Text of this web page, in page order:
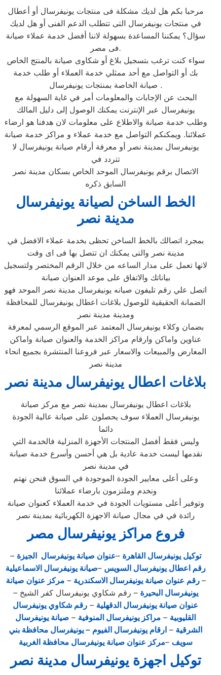
مرحبا بكم هل لديك مشكلة فى منتجات يونيفرسال أو أعطال
في منتجات يونيفرسال التى تتطلب الدعم الفنى أو هل لديك
سؤال؟ يمكننا المساعدة بسهولة لاننا أفضل خدمة عملاء صيانة
فى مصر.
سواء كنت ترغب بتسجيل بلاغ أو شكاوى صيانة بالمنتج الخاص
بك أو التواصل مع أحد ممثلي خدمة العملاء أو طلب خدمة
صيانة الخاصة بمنتجات يونيفرسال .
البحث عن الإجابات والمعلومات أمر في غاية السهولة مع
يونيفرسال عبر الإنترنت يمكنك الوصول إلى دليل المالك
وطلب خدمة صيانة والاطلاع على معلومات لان هدفنا هو ارضاء
عملائنا. ويمكنكم التواصل مع خدمة عملاء و مراكز خدمة صيانة
يونيفرسال بمدينة نصر أو معرفة أرقام صيانة يونيفرسال لا
تتردد في
الاتصال برقم يونيفرسال الموحد الخاص بسكان مدينة نصر
السابق ذكره
الخط الساخن لصيانة يونيفرسال
مدينة نصر
بمجرد اتصالك بالخط الساخن تحظى بخدمة عملاء الافضل في
مدينة نصر والتى يمكنك ان تتصل بها فى اى وقت
لانها تعمل على مدار الساعه من خلال الرقم المختصر ولتسجيل
بياناتك والاتفاق على موعد العنوان صيانة
اتصل علي رقم تليفون صيانه يونيفرسال مدينة نصر الموحد فهو
الضمانة الحقيقية للوصول بلاغات اعطال يونيفرسال للمحافظة
ومدينة مدينة نصر
بضمان وكلاء يونيفرسال المعتمد عبر الموقع الرسمي لمعرفة
عناوين واماكن وارقام مراكز الخدمة والعنوان صيانة واماكن
المعارض والمبيعات والاسعار عبر فروعنا المنتشرة بجميع انحاء
مدينة نصر
بلاغات اعطال يونيفرسال مدينة نصر
بلاغات اعطال يونيفرسال بمدينة نصر مع مركز صيانة
يونيفرسال العملاء سوف يحصلون على صيانة عالية الجودة
دائما
وليس فقط أفضل المنتجات الأجهزة المنزلية فالخدمة التي
نقدمها ليست خدمة عادية بل هي أحسن وأسرع خدمة صيانة
في مدينة نصر
وعلى أعلى معايير الجودة الموجودة في السوق فنحن نهتم
ونخدم وملتزمون بارضاء عملائنا
وتوفير أعلى مستويات الجودة في خدمة العملاء كعنوان صيانة
رائدة في في مجال صيانة الاجهزة الكهربائية بمدينة نصر
فروع مراكز يونيفرسال مصر
توكيل يونيفرسال القاهرة –عنوان صيانة يونيفرسال الجيزة –
رقم اعطال يونيفرسال السويس –صيانة يونيفرسال الاسماعيلية
– رقم عنوان صيانة يونيفرسال الاسكندرية – مركز عنوان صيانة
يونيفرسال البحيرة – رقم شكاوي يونيفرسال كفر الشيخ –
عنوان صيانة يونيفرسال الدقهلية – رقم شكاوي يونيفرسال
القليوبية – مراكز يونيفرسال المنوفية – صيانة يونيفرسال
الشرقية – ارقام يونيفرسال الفيوم – يونيفرسال محافظة بني
سويف –مركز عنوان صيانة يونيفرسال محافظة الغربية
توكيل اجهزة يونيفرسال مدينة نصر